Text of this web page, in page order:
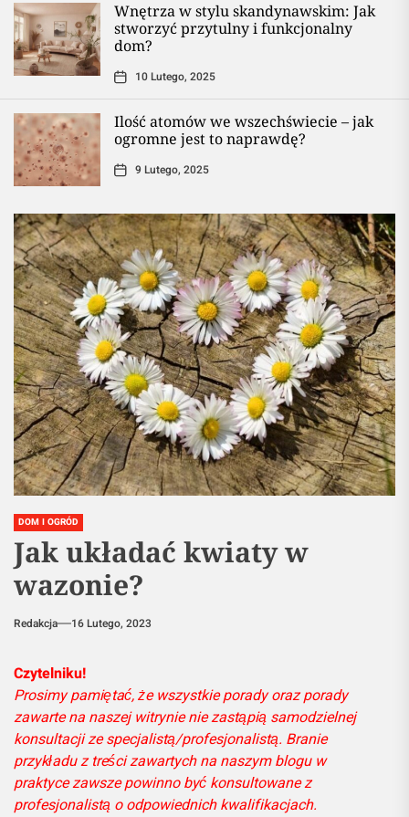
Wnętrza w stylu skandynawskim: Jak
stworzyć przytulny i funkcjonalny
dom?
10 Lutego, 2025
Ilość atomów we wszechświecie – jak
ogromne jest to naprawdę?
9 Lutego, 2025
DOM I OGRÓD
Jak układać kwiaty w
wazonie?
Redakcja 16 Lutego, 2023
Czytelniku!
Prosimy pamiętać, że wszystkie porady oraz porady
zawarte na naszej witrynie nie zastąpią samodzielnej
konsultacji ze specjalistą/profesjonalistą. Branie
przykładu z treści zawartych na naszym blogu w
praktyce zawsze powinno być konsultowane z
profesjonalistą o odpowiednich kwalifikacjach.